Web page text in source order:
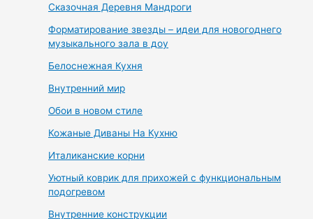
Сказочная Деревня Мандроги
Форматирование звезды – идеи для новогоднего
музыкального зала в доу
Белоснежная Кухня
Внутренний мир
Обои в новом стиле
Кожаные Диваны На Кухню
Италиканские корни
Уютный коврик для прихожей с функциональным
подогревом
Внутренние конструкции